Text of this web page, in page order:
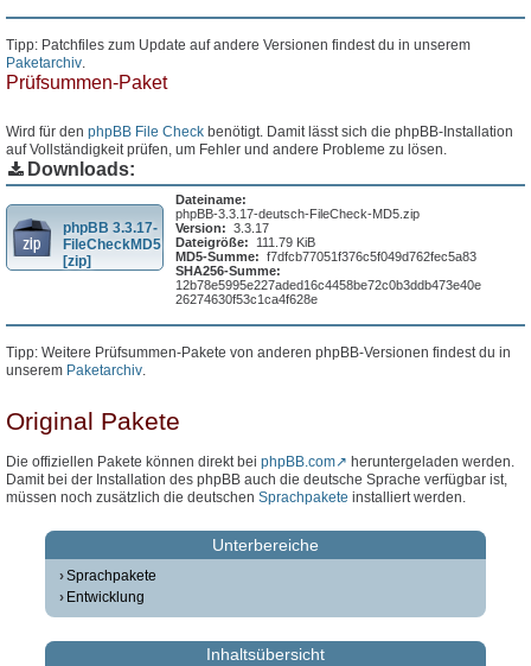
Tipp: Patchfiles zum Update auf andere Versionen findest du in unserem
Paketarchiv
Prüfsummen-Paket
Wird für den phpBB File Check benötigt. Damit lässt sich die phpBB-Installation
auf Vollständigkeit prüfen, um Fehler und andere Probleme zu lösen.
Downloads:
phpBB 3.3.17-
FileCheckMD5
[zip]
Dateiname:
phpBB-3.3.17-deutsch-FileCheck-MD5.zip
Version: 3.3.17
Dateigröße:
111.79 KiB
MD5-Summe: f7dfcb77051f376c5f049d762fec5a83
SHA256-Summe:
12b78e5995e227aded16c4458be72c0b3ddb473e40e
26274630f53c1ca4f628e
Tipp: Weitere Prüfsummen-Pakete von anderen phpBB-Versionen findest du in
unserem Paketarchiv.
Original Pakete
Die offiziellen Pakete können direkt bei phpBB.com
heruntergeladen werden.
Damit bei der Installation des phpBB auch die deutsche Sprache verfügbar ist,
müssen noch zusätzlich die deutschen Sprachpakete installiert werden.
Unterbereiche
Sprachpakete
Entwicklung
Inhaltsübersicht